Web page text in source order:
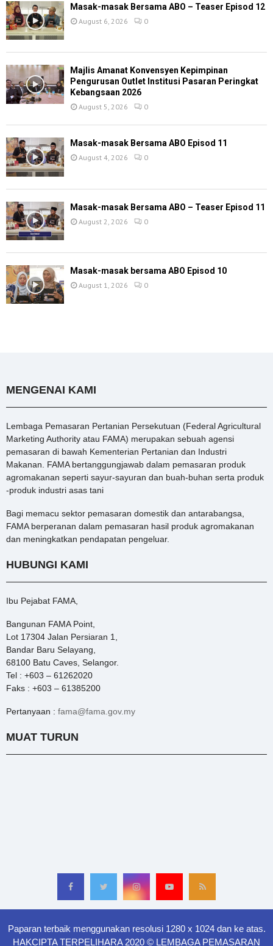
Masak-masak Bersama ABO – Teaser Episod 12
August 6, 2026 0
Majlis Amanat Konvensyen Kepimpinan
Pengurusan Outlet Institusi Pasaran Peringkat
Kebangsaan 2026
August 5, 2026 0
Masak-masak Bersama ABO Episod 11
August 4, 2026 0
Masak-masak Bersama ABO – Teaser Episod 11
August 2, 2026 0
Masak-masak bersama ABO Episod 10
August 1, 2026 0
MENGENAI KAMI
Lembaga Pemasaran Pertanian Persekutuan (Federal Agricultural
Marketing Authority atau FAMA) merupakan sebuah agensi
pemasaran di bawah Kementerian Pertanian dan Industri
Makanan. FAMA bertanggungjawab dalam pemasaran produk
agromakanan seperti sayur-sayuran dan buah-buhan serta produk
-produk industri asas tani
Bagi memacu sektor pemasaran domestik dan antarabangsa,
FAMA berperanan dalam pemasaran hasil produk agromakanan
dan meningkatkan pendapatan pengeluar.
HUBUNGI KAMI
Ibu Pejabat FAMA,
Bangunan FAMA Point,
Lot 17304 Jalan Persiaran 1,
Bandar Baru Selayang,
68100 Batu Caves, Selangor.
Tel : +603 – 61262020
Faks : +603 – 61385200
Pertanyaan : fama@fama.gov.my
MUAT TURUN
Paparan terbaik menggunakan resolusi 1280 x 1024 dan ke atas.
HAKCIPTA TERPELIHARA 2020 © LEMBAGA PEMASARAN